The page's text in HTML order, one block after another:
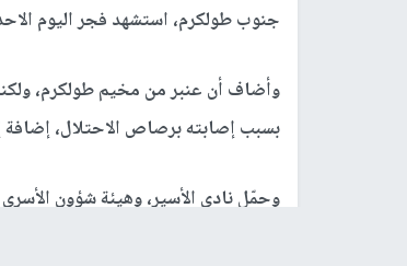
جنوب طولكرم، استشهد فجر اليوم
وأضاف أن عنبر من مخيم طولكرم،
بسبب إصابته برصاص الاحتلال، إضافة
وحمّل نادي الأسير، وهيئة شؤون